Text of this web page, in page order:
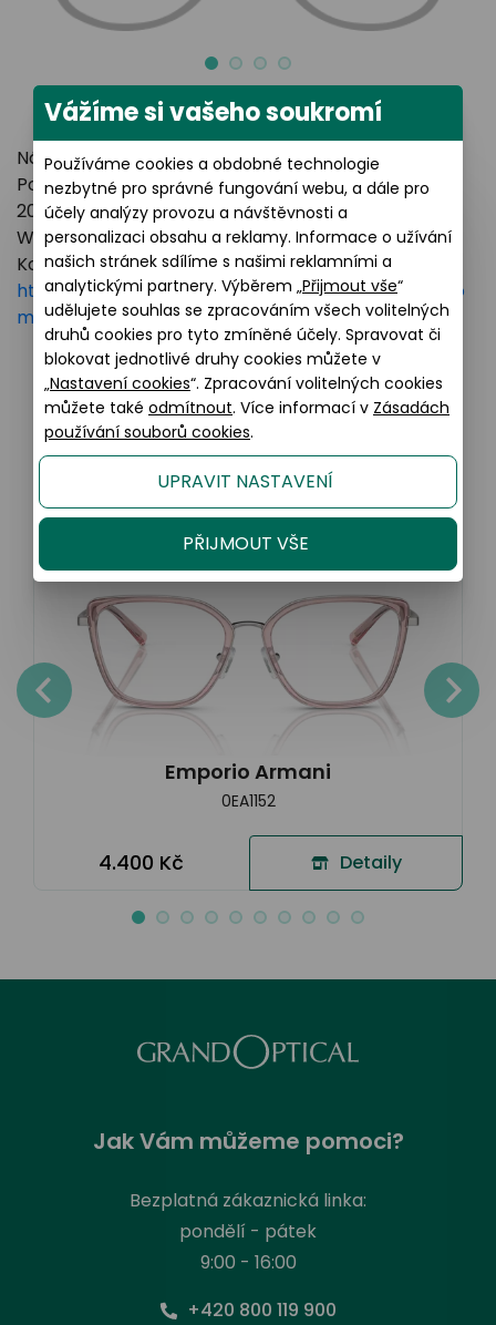
Název výrobce: LUXOTTICA GROUP
Poštovní adresa: Piazzale Luigi Cadorna 3 Milano,
20123 Italy
Webové stránky:https://www.essilorluxottica.com
Kontakt:
https://www.essilorluxottica.com/en/brands/custo
mer-care
Podobné produkty
Emporio Armani
0EA1152
4.400 Kč Detaily
Jak Vám můžeme pomoci?
Bezplatná zákaznická linka:
pondělí - pátek
9:00 - 16:00
+420 800 119 900
Vážíme si vašeho soukromí
Používáme cookies a obdobné technologie
nezbytné pro správné fungování webu, a dále pro
účely analýzy provozu a návštěvnosti a
personalizaci obsahu a reklamy. Informace o užívání
našich stránek sdílíme s našimi reklamními a
analytickými partnery. Výběrem „Přijmout vše“
udělujete souhlas se zpracováním všech volitelných
druhů cookies pro tyto zmíněné účely. Spravovat či
blokovat jednotlivé druhy cookies můžete v
„Nastavení cookies“. Zpracování volitelných cookies
můžete také odmítnout. Více informací v Zásadách
používání souborů cookies.
UPRAVIT NASTAVENÍ
PŘIJMOUT VŠE